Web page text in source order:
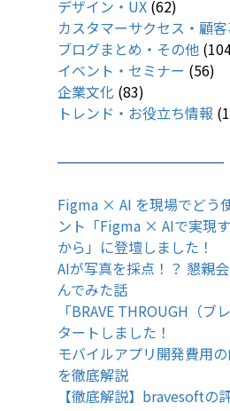
デザイン・UX (62)
カスタマーサクセス・顧
ブログまとめ・その他
イベント・セミナー (56)
企業文化 (83)
トレンド・お役立ち情報
Figma × AI を現場でどう
ント「Figma × AIで実現
から」に登壇しました！
AIが写真を採点！？ 懇親
んでみた話
「BRAVE THROUGH（
タートしました！
モバイルアプリ開発費用
を徹底解説
【徹底解説】bravesoftの